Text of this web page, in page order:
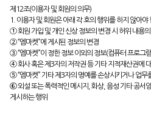
제12조(이용자 및 회원의 의무)
1. 이용자 및 회원은 아래 각 호의 행위를 하지 않아야
① 회원 가입 및 개인 신상 정보의 변경 시 허위 내용
② “엠마켓”에 게시된 정보의 변경
③ “엠마켓”이 정한 정보 이외의 정보(컴퓨터 프로그
④ 회사 혹은 제3자의 저작권 등 기타 지적재산권에
⑤ “엠마켓” 기타 제3자의 명예를 손상시키거나 업무
⑥ 외설 또는 폭력적인 메시지, 화상, 음성 기타 공서
게시하는 행위